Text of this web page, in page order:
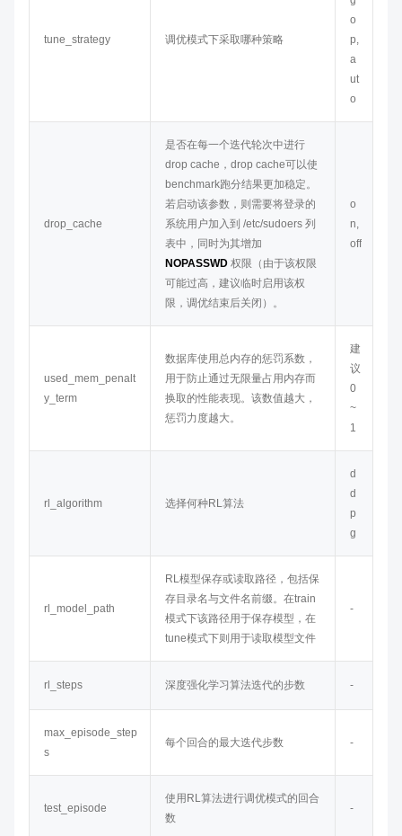
tune_strategy 调优模式下采取哪种策略
o
p,
a
ut
o
drop_cache
是否在每一个迭代轮次中进行
drop cache，drop cache可以使
benchmark跑分结果更加稳定。
若启动该参数，则需要将登录的
系统用户加入到 /etc/sudoers 列
表中，同时为其增加
NOPASSWD 权限（由于该权限
可能过高，建议临时启用该权
限，调优结束后关闭）。
o
n,
off
used_mem_penalt
y_term
数据库使用总内存的惩罚系数，
用于防止通过无限量占用内存而
换取的性能表现。该数值越大，
惩罚力度越大。
建
议
0
~
1
rl_algorithm 选择何种RL算法
d
d
p
g
rl_model_path
RL模型保存或读取路径，包括保
存目录名与文件名前缀。在train
模式下该路径用于保存模型，在
tune模式下则用于读取模型文件
-
rl_steps 深度强化学习算法迭代的步数 -
max_episode_step
s
每个回合的最大迭代步数 -
test_episode
使用RL算法进行调优模式的回合
数
-